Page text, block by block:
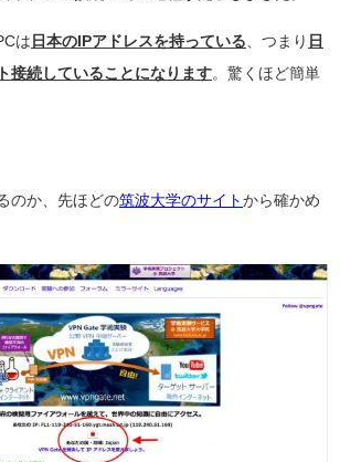
は 日本のIPアドレスを持っている 、つまり 日
接続していることになります。驚くほど簡単
のか、先ほどの筑波大学のサイト から確かめ